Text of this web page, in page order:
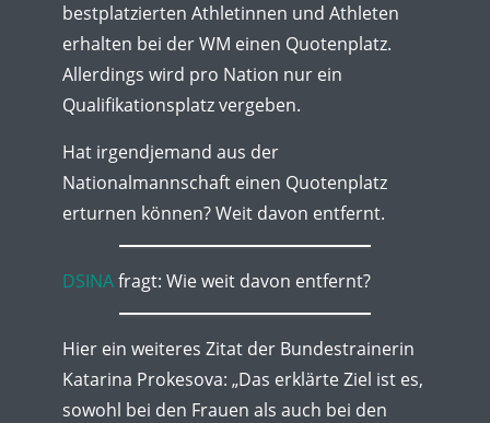
bestplatzierten Athletinnen und Athleten
erhalten bei der WM einen Quotenplatz.
Allerdings wird pro Nation nur ein
Qualifikationsplatz vergeben.
Hat irgendjemand aus der
Nationalmannschaft einen Quotenplatz
erturnen können? Weit davon entfernt.
DSINAfragt: Wie weit davon entfernt?
Hier ein weiteres Zitat der Bundestrainerin
Katarina Prokesova: „Das erklärte Ziel ist es,
sowohl bei den Frauen als auch bei den